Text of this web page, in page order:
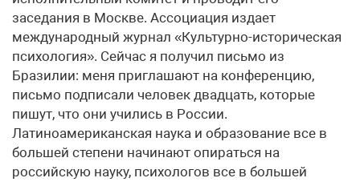
заседания в Москве. Ассоциация издает
международный журнал «Культурно-историческая
психология». Сейчас я получил письмо из
Бразилии: меня приглашают на конференцию,
письмо подписали человек двадцать, которые
пишут, что они учились в России.
Латиноамериканская наука и образование все в
большей степени начинают опираться на
российскую науку, психологов все в большей